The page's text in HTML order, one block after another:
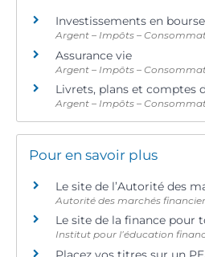
Investissements en bourse
Argent – Impôts –
Assurance vie
Argent – Impôts –
Livrets, plans et comptes
Argent – Impôts –
Pour en savoir plus
Le site de l’Autorité des
Autorité des marchés
Le site de la finance pour
Institut pour l’éducation